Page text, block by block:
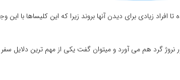
زیادی برای دیدن آنها بروند زیرا که این کلیساها با این
نروژ گرد هم می آورد و میتوان گفت یکی از مهم ترین دلایل